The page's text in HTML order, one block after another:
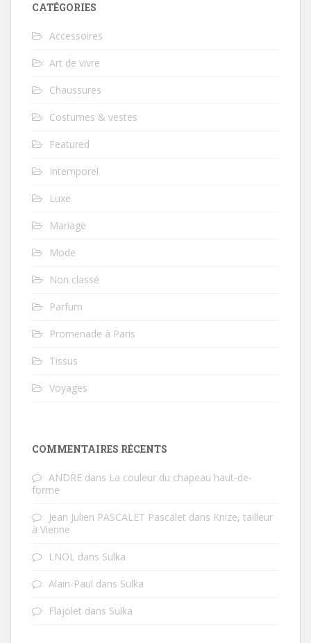
CATÉGORIES
Accessoires
Art de vivre
Chaussures
Costumes & vestes
Featured
Intemporel
Luxe
Mariage
Mode
Non classé
Parfum
Promenade à Paris
Tissus
Voyages
COMMENTAIRES RÉCENTS
ANDRE dans La couleur du chapeau haut-de-
forme
Jean Julien PASCALET Pascalet dans Knize, tailleur
à Vienne
LNOL dans Sulka
Alain-Paul dans Sulka
Flajolet dans Sulka